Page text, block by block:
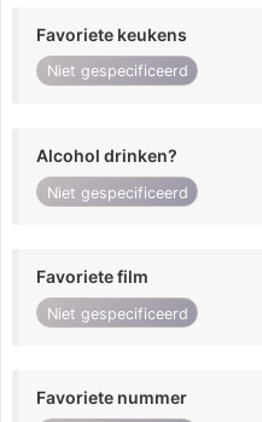
Favoriete keukens
Niet gespecificeerd
Alcohol drinken?
Niet gespecificeerd
Favoriete film
Niet gespecificeerd
Favoriete nummer